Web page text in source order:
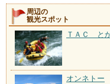
周辺の
観光スポット
ＴＡＣ と
オンネトー